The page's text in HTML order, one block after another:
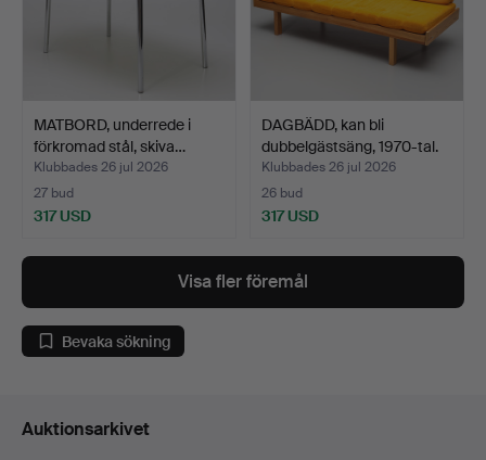
MATBORD, underrede i
förkromad stål, skiva…
Klubbades 26 jul 2026
27 bud
317 USD
DAGBÄDD, kan bli
dubbelgästsäng, 1970-tal.
Klubbades 26 jul 2026
26 bud
317 USD
Visa fler föremål
Bevaka sökning
Auktionsarkivet